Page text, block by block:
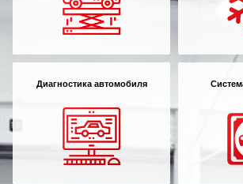
Диагностика автомобиля